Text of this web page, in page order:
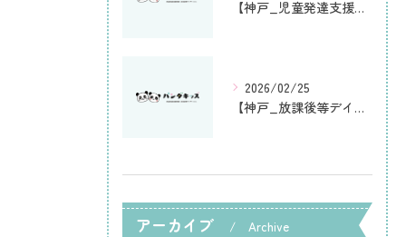
【神戸_児童発達支援】支援プログラム2025年度
2026/02/25
【神戸_放課後等デイサービス】支援プログラム2025年度
アーカイブ Archive